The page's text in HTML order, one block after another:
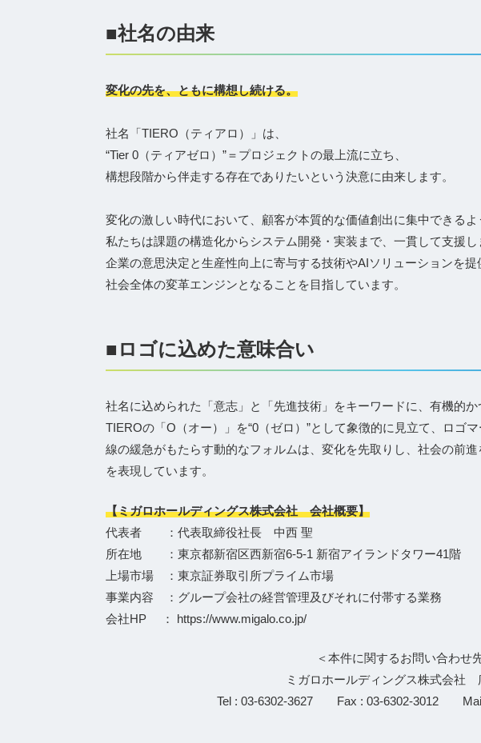
■社名の由来
変化の先を、ともに構想し続ける。
社名「TIERO（ティアロ）」は、
“Tier 0（ティアゼロ）”＝プロジェクトの最上流に立ち、
構想段階から伴走する存在でありたいという決意に由来します。
変化の激しい時代において、顧客が本質的な価値創出に集中できるよ
私たちは課題の構造化からシステム開発・実装まで、一貫して支援し
企業の意思決定と生産性向上に寄与する技術やAIソリューションを提
社会全体の変革エンジンとなることを目指しています。
■ロゴに込めた意味合い
社名に込められた「意志」と「先進技術」をキーワードに、有機的か
TIEROの「O（オー）」を“0（ゼロ）”として象徴的に見立て、ロゴマ
線の緩急がもたらす動的なフォルムは、変化を先取りし、社会の前
を表現しています。
【ミガロホールディングス株式会社 会社概要】
代表者 ：代表取締役社長 中西 聖
所在地 ：東京都新宿区西新宿6-5-1 新宿アイランドタワー41階
上場市場 ：東京証券取引所プライム市場
事業内容 ：グループ会社の経営管理及びそれに付帯する業務
会社HP ： https://www.migalo.co.jp/
＜本件に関するお問い合わせ
ミガロホールディングス株式会社
Tel : 03-6302-3627 Fax : 03-6302-3012 Mail